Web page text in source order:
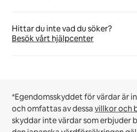
Hittar du inte vad du söker?
Besök vårt hjälpcenter
*Egendomsskyddet för värdar är
och omfattas av dessavillkor och
skyddar inte värdar som erbjuder